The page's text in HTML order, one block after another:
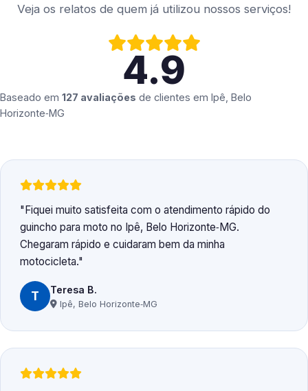
Veja os relatos de quem já utilizou nossos serviços!
4.9
Baseado em 127 avaliações de clientes em Ipê, Belo
Horizonte‑MG
Fiquei muito satisfeita com o atendimento rápido do
guincho para moto no Ipê, Belo Horizonte‑MG.
Chegaram rápido e cuidaram bem da minha
motocicleta.
T Teresa B.
Ipê, Belo Horizonte‑MG